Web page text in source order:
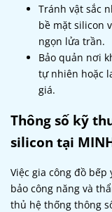
Tránh vật sắc
bề mặt silicon
ngọn lửa trần.
Bảo quản nơi
tự nhiên hoặc
giá.
Thông số kỹ
silicon tại
Việc gia công đồ
bảo công năng và
thủ hệ thống thông